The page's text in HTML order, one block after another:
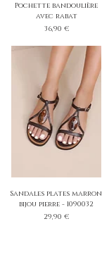
Pochette bandoulière
avec rabat
Prix
36,90 €
Sandales plates marron
bijou pierre - 1090032
Prix
29,90 €